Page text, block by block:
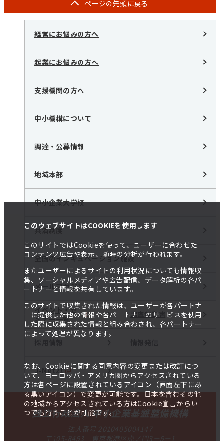
このウェブサイトはCOOKIEを使用します
このサイトではCookieを使って、ユーザーに合わせた
コンテンツ広告や表示、随時の分析が行われます。
またユーザーによるサイトの利用状況についても情報収
集、ソーシャルメディアや広告配信、データ解析の各パ
ートナーと情報を共有しています。
このサイトで収集された情報は、ユーザーが各パートナ
ーに提供した他の情報や各パートナーのサービスを使用
した際に収集された情報と組み合わされ、各パートナー
によって処理が異なります。
なお、Cookieに関する同意内容の変更または改訂につ
いて、ヨーロッパ・アメリカ圏からアクセスされている
方は各ページに設置されているアイコン（画面左下にあ
る黒いアイコン）で変更が可能です。日本を含むその他
の地域からアクセスされている方はCookie宣言からい
つでも行うことが可能です。
ページの先頭に戻る
経営にお悩みの方へ
起業にお悩みの方へ
支援機関の方へ
中小機構について
調達・公募情報
地域本部
中小企業大学校
共済制度
全国のインキュベーション施設
メールマガジン
イベント・セ
ミナー一覧
調査報告書
J-Net21
独立行政法人 中小企業基盤整備機構
法人番号 2010405004147
〒105-8453 東京都港区虎ノ門3－5－1